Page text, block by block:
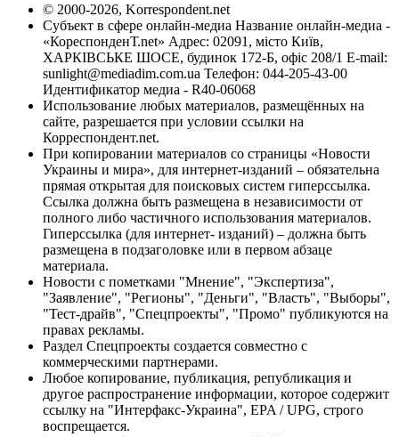
© 2000-2026, Korrespondent.net
Субъект в сфере онлайн-медиа Название онлайн-медиа -
«КореспонденТ.net» Адрес: 02091, місто Київ,
ХАРКІВСЬКЕ ШОСЕ, будинок 172-Б, офіс 208/1 E-mail:
sunlight@mediadim.com.ua Телефон: 044-205-43-00
Идентификатор медиа - R40-06068
Использование любых материалов, размещённых на
сайте, разрешается при условии ссылки на
Корреспондент.net.
При копировании материалов со страницы «Новости
Украины и мира», для интернет-изданий – обязательна
прямая открытая для поисковых систем гиперссылка.
Ссылка должна быть размещена в независимости от
полного либо частичного использования материалов.
Гиперссылка (для интернет- изданий) – должна быть
размещена в подзаголовке или в первом абзаце
материала.
Новости с пометками "Мнение", "Экспертиза",
"Заявление", "Регионы", "Деньги", "Власть", "Выборы",
"Тест-драйв", "Спецпроекты", "Промо" публикуются на
правах рекламы.
Раздел Спецпроекты создается совместно с
коммерческими партнерами.
Любое копирование, публикация, републикация и
другое распространение информации, которое содержит
ссылку на "Интерфакс-Украина", EPA / UPG, строго
воспрещается.